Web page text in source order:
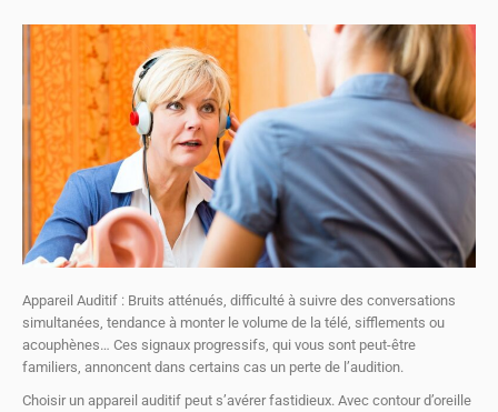
Appareil Auditif : Bruits atténués, difficulté à suivre des conversations
simultanées, tendance à monter le volume de la télé, sifflements ou
acouphènes… Ces signaux progressifs, qui vous sont peut-être
familiers, annoncent dans certains cas un perte de l’audition.
Choisir un appareil auditif peut s’avérer fastidieux. Avec contour d’oreille